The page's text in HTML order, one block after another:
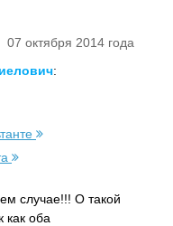
07 октября 2014 года
:
случае!!! О такой
как оба